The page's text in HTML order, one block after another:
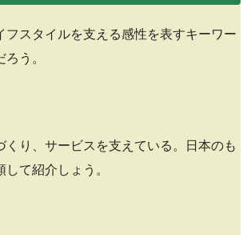
スタイルを支える感性を表すキーワー
う。
り、サービスを支えている。日本のも
て紹介しょう。